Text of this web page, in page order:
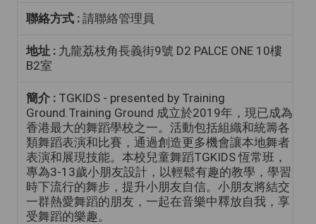
聯絡方式 : 請聯絡管理員
地址 : 九龍荔枝角長義街9號 D2 PALCE ONE 10樓
B2室
簡介 : TGKIDS - presented by Training
Ground.Training Ground 成立於2019年，現已成為
香港最大的舞蹈學校之一。活動包括組織和統籌各
類舞蹈表演和比賽，通過創造更多機會讓本地舞者
表演和展現技能。本校兒童舞蹈TGKIDS 恆常班，
專為3-13歲小朋友設計，以輕鬆有趣的教學，學習
時下流行的舞步，提升小朋友自信。小朋友將結交
一群熱愛舞蹈的朋友，一起在音樂中釋放自我，享
受舞蹈的樂趣。